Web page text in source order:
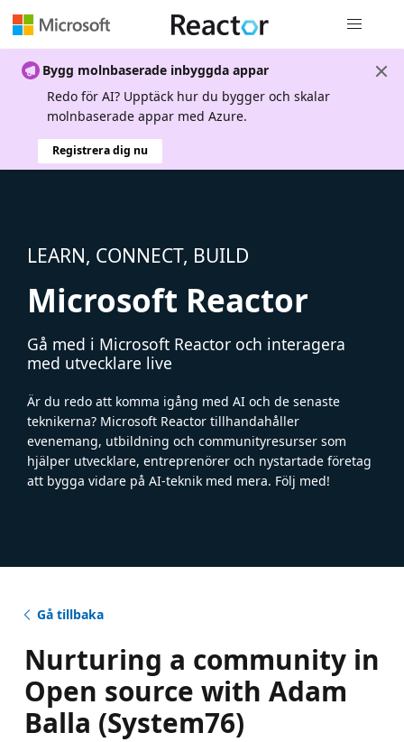
Bygg molnbaserade inbyggda appar
Redo för AI? Upptäck hur du bygger och skalar
molnbaserade appar med Azure.
Registrera dig nu
LEARN, CONNECT, BUILD
Microsoft Reactor
Gå med i Microsoft Reactor och interagera
med utvecklare live
Är du redo att komma igång med AI och de senaste
teknikerna? Microsoft Reactor tillhandahåller
evenemang, utbildning och communityresurser som
hjälper utvecklare, entreprenörer och nystartade företag
att bygga vidare på AI-teknik med mera. Följ med!
Gå tillbaka
Nurturing a community in
Open source with Adam
Balla (System76)